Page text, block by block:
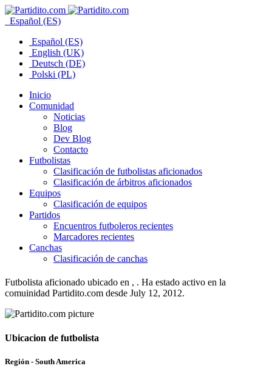
Español (ES)
Español (ES)
English (UK)
Deutsch (DE)
Polski (PL)
Inicio
Comunidad
Noticias
Blog
Dev Blog
Contacto
Futbolistas
Clasificación de futbolistas aficionados
Clasificación de árbitros aficionados
Equipos
Clasificación de equipos
Partidos
Encuentros futboleros recientes
Marcadores recientes
Canchas
Clasificación de canchas
Futbolista aficionado ubicado en , . Ha estado activo en la
comuinidad Partidito.com desde July 12, 2012.
Ubicacion de futbolista
Región - South America